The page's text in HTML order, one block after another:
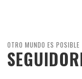
OTRO MUNDO ES POSIBLE